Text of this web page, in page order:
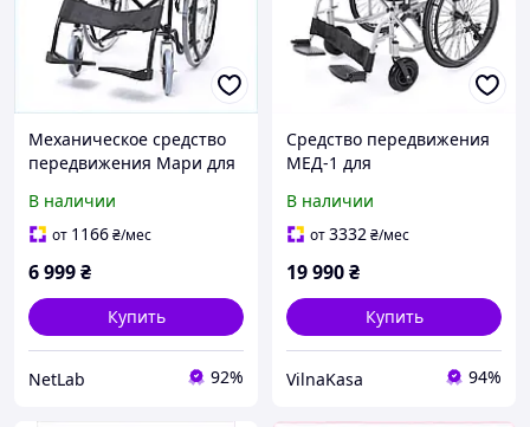
Механическое средство
передвижения Мари для
В наличии
от 1166₴/мес
6 999₴
Купить
NetLab 92%
Средство передвижения
МЕД-1 для
переломов, 8XBT058556
В наличии
от3332₴/мес
19 990₴
Купить
VilnaKasa 94%